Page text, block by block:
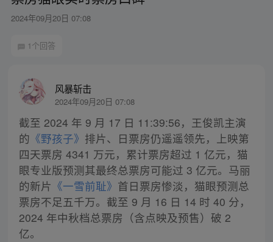
2024年09月20日 07:08
1个回答
风暴斩击
2024年09月20日 07:08
截至 2024 年 9 月 17 日 11:39:56，王俊凯主演
的 《野孩子》 排片、日票房仍遥遥领先，上映第
四天票房 4341 万元，累计票房超过 1 亿元，猫
眼专业版预测其最终总票房可能过 3 亿元。马丽
的新片 《一雪前耻》 首日票房惨淡，猫眼预测总
票房不足五千万。截至 9 月 16 日 14 时 40 分，
2024 年中秋档总票房（含点映及预售）破 2
亿。